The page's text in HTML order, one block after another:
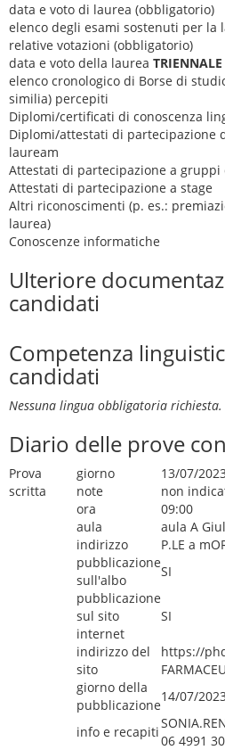
data e voto di laurea (obbligatorio)
elenco degli esami sostenuti per la
relative votazioni (obbligatorio)
data e voto della laurea TRIENNALE
elenco cronologico di Borse di
similia) percepiti
Diplomi/certificati di conoscenza
Diplomi/attestati di partecipazione
lauream
Attestati di partecipazione a gruppi
Attestati di partecipazione a stage
Altri riconoscimenti (p. es.:
laurea)
Conoscenze informatiche
Ulteriore
candidati
Competenza
candidati
Nessuna lingua obbligatoria richiesta.
Diario delle prove
Prova
scritta
giorno
13/07/
note
non
ora
09:00
aula
aula A
indirizzo
P.LE a
pubblicazione
sull'albo
SI
pubblicazione
sul sito
internet
SI
indirizzo del
sito
https://
giorno della
pubblicazione
14/07/
info e recapiti
06 4991